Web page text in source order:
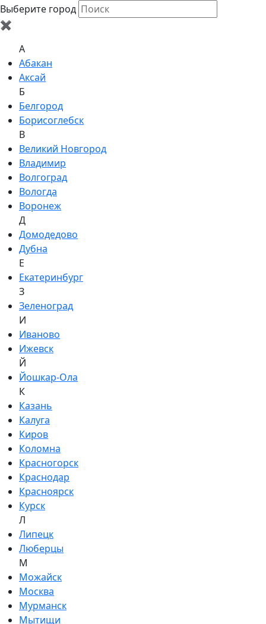
Выберите город
✖
A
Абакан
Аксай
Б
Белгород
Борисоглебск
В
Великий Новгород
Владимир
Волгоград
Вологда
Воронеж
Д
Домодедово
Дубна
Е
Екатеринбург
З
Зеленоград
И
Иваново
Ижевск
Й
Йошкар-Ола
К
Казань
Калуга
Киров
Коломна
Красногорск
Краснодар
Красноярск
Курск
Л
Липецк
Люберцы
М
Можайск
Москва
Мурманск
Мытищи